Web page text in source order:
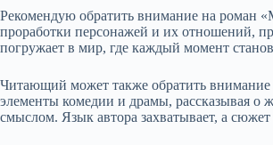
Рекомендую обратить внимание на роман
проработки персонажей и их отношений,
погружает в мир, где каждый момент
Читающий может также обратить внимание
элементы комедии и драмы, рассказывая о
смыслом. Язык автора захватывает, а